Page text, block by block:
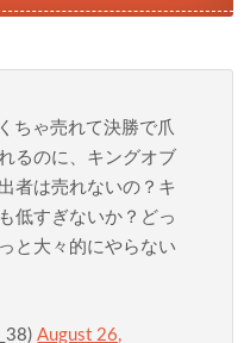
ちゃ売れて決勝で爪
るのに、キングオブ
者は売れないの？キ
低すぎないか？どっ
と大々的にやらない
August 26,